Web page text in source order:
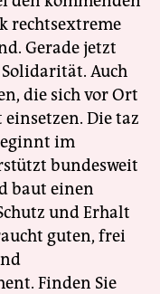
rechtsextreme
Gerade jetzt
Auch
die sich vor Ort
Die taz
im
bundesweit
baut einen
und Erhalt
guten, frei
Finden Sie